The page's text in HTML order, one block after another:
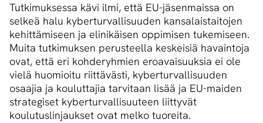
Tutkimuksessa kävi ilmi, että EU-jäsenmaissa on
selkeä halu kyberturvallisuuden kansalaistaitojen
kehittämiseen ja elinikäisen oppimisen tukemiseen.
Muita tutkimuksen perusteella keskeisiä havaintoja
ovat, että eri kohderyhmien eroavaisuuksia ei ole
vielä huomioitu riittävästi, kyberturvallisuuden
osaajia ja kouluttajia tarvitaan lisää ja EU-maiden
strategiset kyberturvallisuuteen liittyvät
koulutuslinjaukset ovat melko tuoreita.